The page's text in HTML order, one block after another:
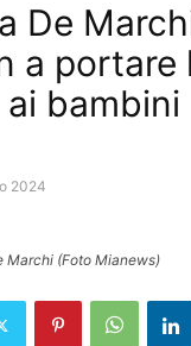
De
a portare
bambini
2024
Marchi (Foto Mianews)